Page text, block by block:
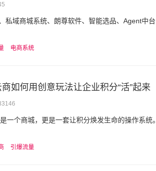
私域商城系统、朗尊软件、智能选品、Agent中台
电商系统
如何用创意玩法让企业积分“活”起来
一个商城，更是一套让积分焕发生命的操作系统。
引爆流量